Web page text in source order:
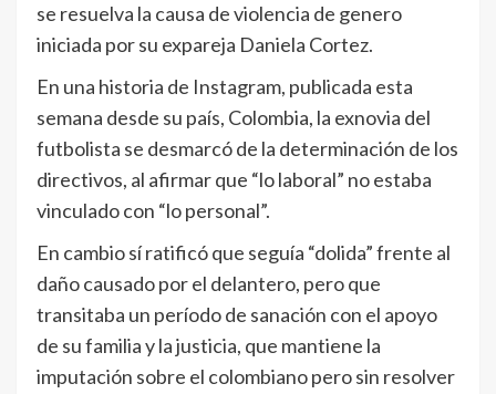
se resuelva la causa de violencia de genero
iniciada por su expareja Daniela Cortez.
En una historia de Instagram, publicada esta
semana desde su país, Colombia, la exnovia del
futbolista se desmarcó de la determinación de los
directivos, al afirmar que “lo laboral” no estaba
vinculado con “lo personal”.
En cambio sí ratificó que seguía “dolida” frente al
daño causado por el delantero, pero que
transitaba un período de sanación con el apoyo
de su familia y la justicia, que mantiene la
imputación sobre el colombiano pero sin resolver